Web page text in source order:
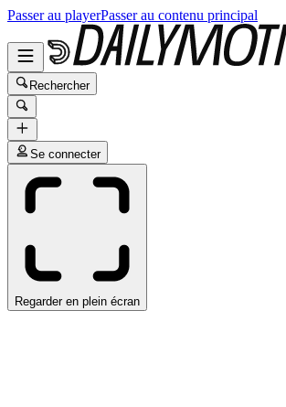
Passer au playerPasser au contenu principal
Rechercher
Se connecter
Regarder en plein écran